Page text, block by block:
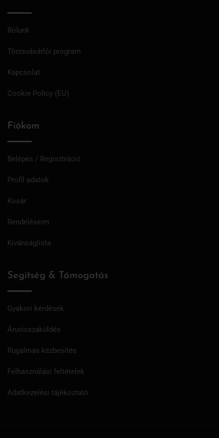
Rólunk
Törzsvásárlói program
Kapcsolat
Cookie Policy (EU)
Fiókom
Belépés / Regisztráció
Profil adatok
Kosár
Rendeléseim
Kívánságlista
Segítség & Támogatás
Gyakori kérdések
Áruvisszaküldés
Rugalmas kézbesítés
Felhasználási feltételek
Adatkezelési tájékoztató